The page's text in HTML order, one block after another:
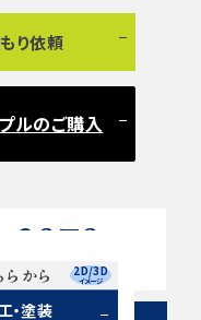
から
・塗装
2D/3D
イメージ
り依頼
ルのご購入
定休）